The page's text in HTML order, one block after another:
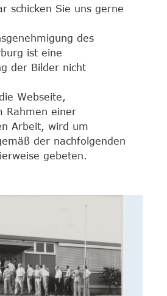
schicken Sie uns gerne
des
ist eine
der Bilder nicht
Webseite,
Rahmen einer
Arbeit, wird um
der nachfolgenden
gebeten.